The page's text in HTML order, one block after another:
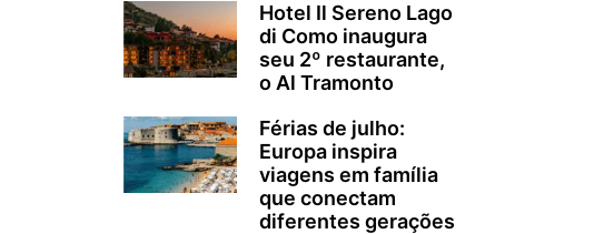
Hotel Il Sereno Lago
di Como inaugura
seu 2º restaurante,
o Al Tramonto
Férias de julho:
Europa inspira
viagens em família
que conectam
diferentes gerações